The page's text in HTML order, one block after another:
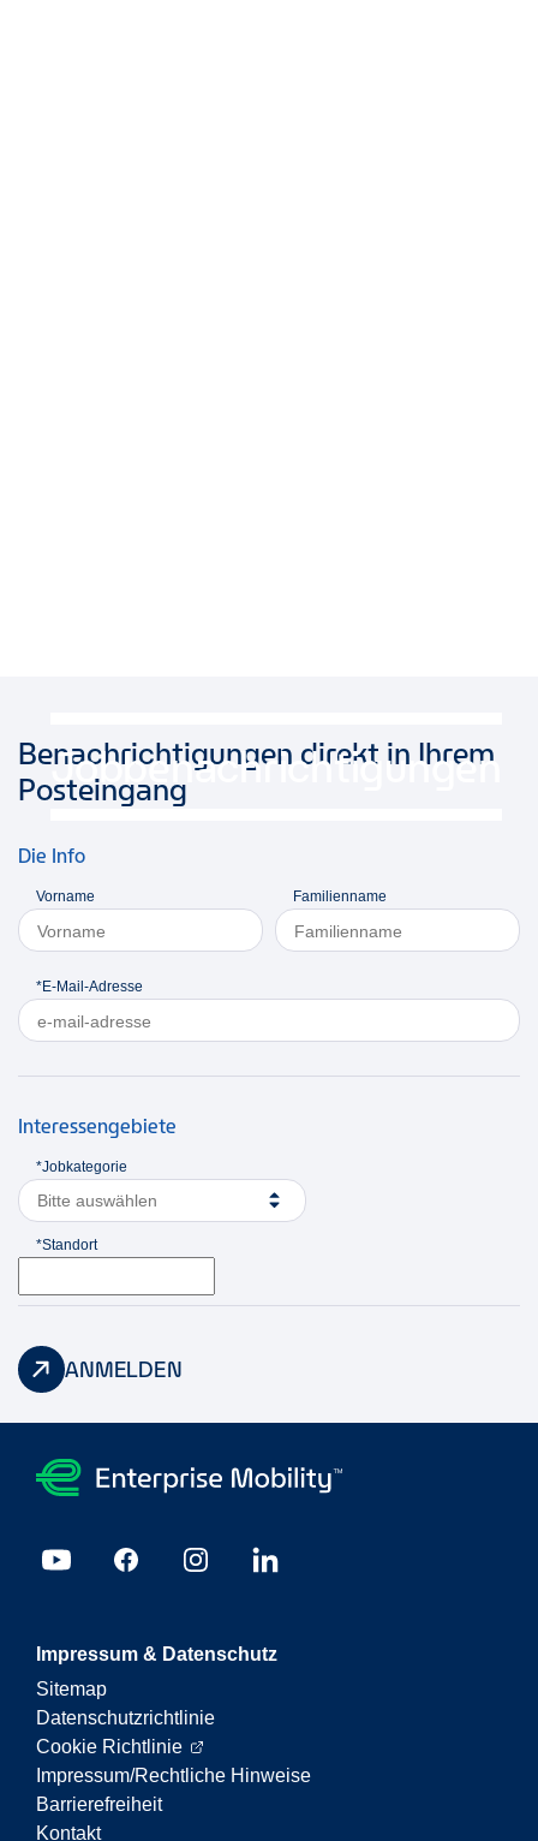
Jobbenachrichtigungen
Benachrichtigungen direkt in Ihrem
Posteingang
Die Info
Vorname Familienname
*E-Mail-Adresse
Interessengebiete
*Jobkategorie
Bitte auswählen
*Standort
ANMELDEN
Impressum & Datenschutz
Sitemap
Datenschutzrichtlinie
Cookie Richtlinie
Impressum/Rechtliche Hinweise
Barrierefreiheit
Kontakt